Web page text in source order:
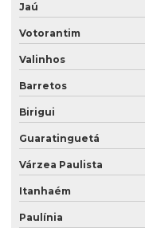
Saco stand up
Saco stand up pouche
Saco com válvula
Saco valvula topo
Saco valvulado 18 kg
Saco valvulado 20 kg
Saco valvulado 25kg
Jaú
Votorantim
Valinhos
Barretos
Birigui
Guaratinguetá
Várzea Paulista
Itanhaém
Paulínia